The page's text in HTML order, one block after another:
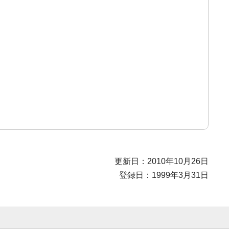
更新日：2010年10月26日
登録日：1999年3月31日